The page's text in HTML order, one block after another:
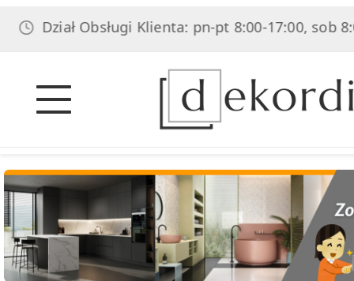
Obsługi Klienta: pn-pt 8:00-17:00, sob 8:00-